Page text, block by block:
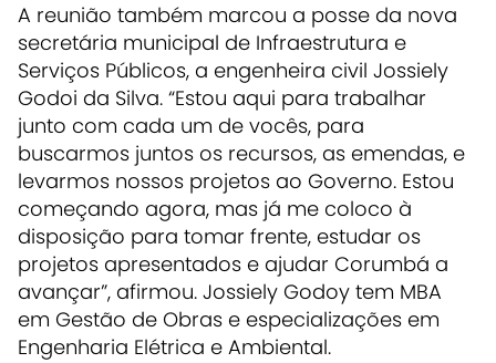
A reunião também marcou a posse da nova
secretária municipal de Infraestrutura e
Serviços Públicos, a engenheira civil Jossiely
Godoi da Silva. “Estou aqui para trabalhar
junto com cada um de vocês, para
buscarmos juntos os recursos, as emendas, e
levarmos nossos projetos ao Governo. Estou
começando agora, mas já me coloco à
disposição para tomar frente, estudar os
projetos apresentados e ajudar Corumbá a
avançar”, afirmou. Jossiely Godoy tem MBA
em Gestão de Obras e especializações em
Engenharia Elétrica e Ambiental.